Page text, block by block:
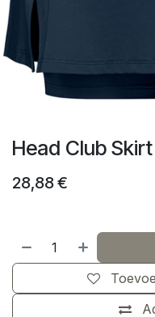
Head Club
28,88€